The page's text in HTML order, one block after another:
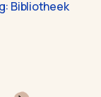
Bibliotheek